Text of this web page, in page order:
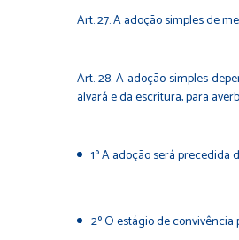
Art. 27. A adoção simples de
Art. 28. A adoção simples
alvará e da escritura, para
1º A adoção será
2º O estágio de